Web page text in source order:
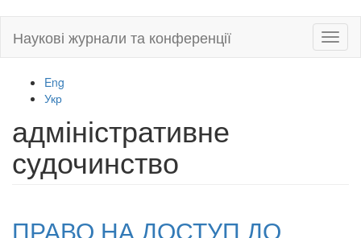
main
Наукові журнали та конференції
Eng
Укр
адміністративне
судочинство
ПРАВО НА ДОСТУП ДО